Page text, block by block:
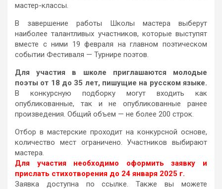
мастер-классы.
В завершение работы Школы мастера выберут
наиболее талантливых участников, которые выступят
вместе с ними 19 февраля на главном поэтическом
событии Фестиваля — Турнире поэтов.
Для участия в школе приглашаются молодые
поэты от 18 до 35 лет, пишущие на русском языке.
В конкурсную подборку могут входить как
опубликованные, так и не опубликованные ранее
произведения. Общий объем — не более 200 строк.
Отбор в мастерские проходит на конкурсной основе,
количество мест ограничено. Участников выбирают
мастера.
Для участия необходимо оформить заявку и
прислать стихотворения до 24 января 2025 г.
Заявка доступна по ссылке. Также вы можете